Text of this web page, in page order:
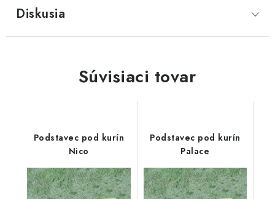
Diskusia
Súvisiaci tovar
Podstavec pod kurín
Nico
Podstavec pod kurín
Palace